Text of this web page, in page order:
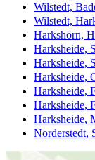
Wilstedt,
Wilstedt,
Harkshörn,
Harksheide,
Harksheide,
Harksheide,
Harksheide,
Harksheide,
Harksheide,
Norderstedt,